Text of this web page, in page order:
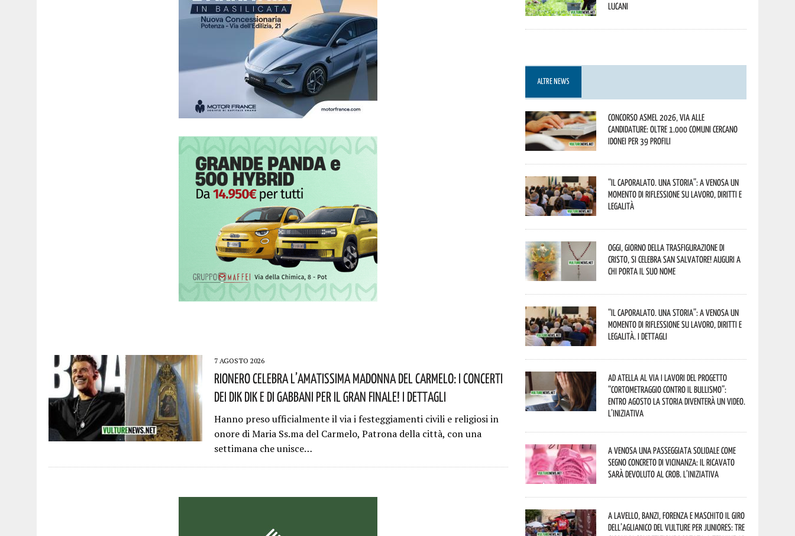
7 AGOSTO 2026
Rionero Celebra L’amatissima Madonna Del Carmelo: I Concerti
Dei DIK DIK E Di Gabbani Per Il Gran Finale! I Dettagli
Hanno preso ufficialmente il via i festeggiamenti civili e religiosi in
onore di Maria Ss.ma del Carmelo, Patrona della città, con una
settimana che unisce…
lucani
ALTRE NEWS
Concorso Asmel 2026, via alle
candidature: oltre 1.000 Comuni cercano
idonei per 39 profili
“Il caporalato. Una storia”: a Venosa un
momento di riflessione su lavoro, diritti e
legalità
Oggi, giorno della Trasfigurazione di
Cristo, si celebra San Salvatore! Auguri a
chi porta il suo nome
“Il caporalato. Una storia”: a Venosa un
momento di riflessione su lavoro, diritti e
legalità. I dettagli
Ad Atella al via i lavori del progetto
“Cortometraggio contro il bullismo”:
entro agosto la storia diventerà un video.
L’iniziativa
A Venosa una passeggiata solidale come
segno concreto di vicinanza: il ricavato
sarà devoluto al CROB. L’iniziativa
A Lavello, Banzi, Forenza e Maschito il Giro
dell’Aglianico del Vulture per juniores: tre